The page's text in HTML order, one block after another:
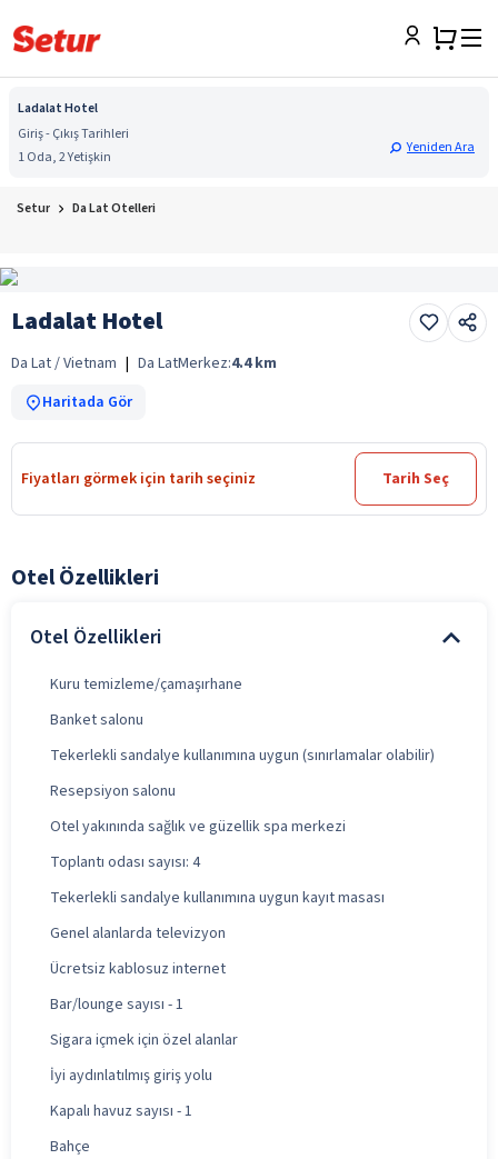
Ladalat Hotel
Giriş - Çıkış Tarihleri
1 Oda, 2 Yetişkin
Yeniden Ara
Setur Da Lat Otelleri
Ladalat Hotel
Da Lat / Vietnam | Da LatMerkez:4.4 km
Haritada Gör
Fiyatları görmek için tarih seçiniz Tarih Seç
Otel Özellikleri
Otel Özellikleri
Kuru temizleme/çamaşırhane
Banket salonu
Tekerlekli sandalye kullanımına uygun (sınırlamalar olabilir)
Resepsiyon salonu
Otel yakınında sağlık ve güzellik spa merkezi
Toplantı odası sayısı: 4
Tekerlekli sandalye kullanımına uygun kayıt masası
Genel alanlarda televizyon
Ücretsiz kablosuz internet
Bar/lounge sayısı - 1
Sigara içmek için özel alanlar
İyi aydınlatılmış giriş yolu
Kapalı havuz sayısı - 1
Bahçe